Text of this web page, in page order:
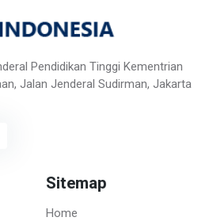
Pendidikan Tinggi Kementrian
Jalan Jenderal Sudirman, Jakarta
Sitemap
Home